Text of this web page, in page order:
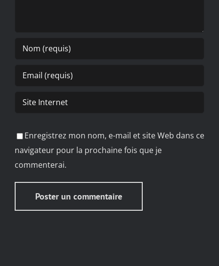
Enregistrez mon nom, e-mail et site Web dans ce
navigateur pour la prochaine fois que je
commenterai.